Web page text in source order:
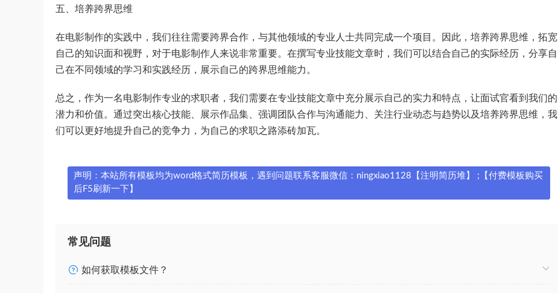
五、培养跨界思维
在电影制作的实践中，我们往往需要跨界合作，与其他领域的专业人士共同完成一个项目。因此，培养跨界思维，拓宽
自己的知识面和视野，对于电影制作人来说非常重要。在撰写专业技能文章时，我们可以结合自己的实际经历，分享自
己在不同领域的学习和实践经历，展示自己的跨界思维能力。
总之，作为一名电影制作专业的求职者，我们需要在专业技能文章中充分展示自己的实力和特点，让面试官看到我们的
潜力和价值。通过突出核心技能、展示作品集、强调团队合作与沟通能力、关注行业动态与趋势以及培养跨界思维，我
们可以更好地提升自己的竞争力，为自己的求职之路添砖加瓦。
声明：本站所有模板均为word格式简历模板，遇到问题联系客服微信：ningxiao1128【注明简历堆】 ;【付费模板购买
后F5刷新一下】
常见问题
如何获取模板文件？